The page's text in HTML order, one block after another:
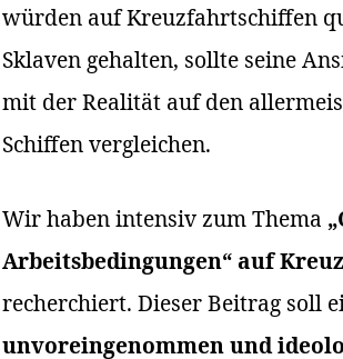
würden auf Kreuzfahrtschiffen
Sklaven gehalten, sollte seine
mit der Realität auf den
Schiffen vergleichen.
Wir haben intensiv zum Thema
Arbeitsbedingungen“ auf
recherchiert. Dieser Beitrag soll
unvoreingenommen und